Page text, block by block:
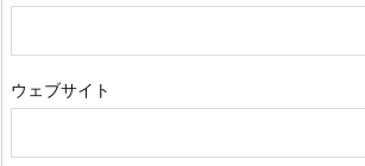
ウェブサイト